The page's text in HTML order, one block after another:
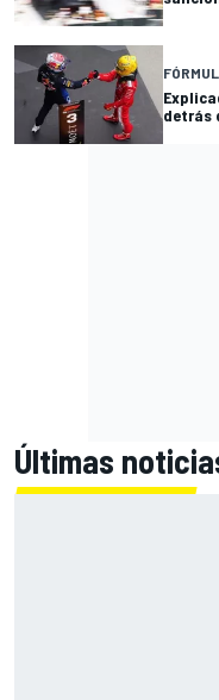
detrás
Últimas